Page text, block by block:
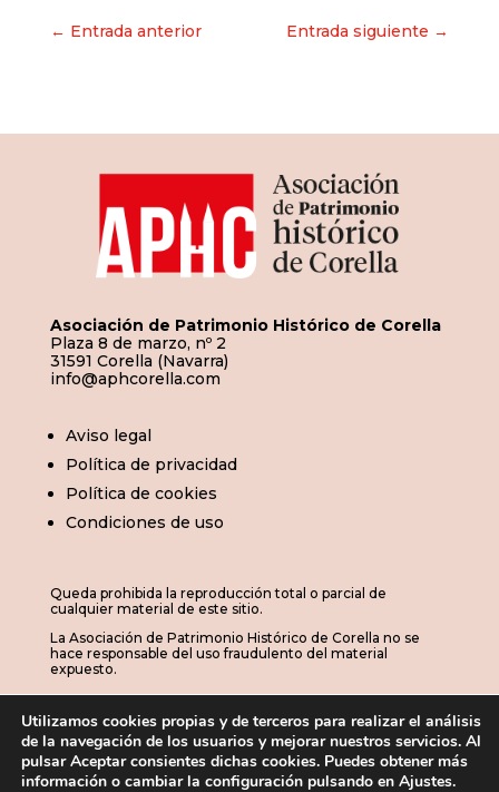
Navegación
← Entrada anterior Entrada siguiente →
Asociación de Patrimonio Histórico de Corella
Plaza 8 de marzo, nº 2
31591 Corella (Navarra)
info@aphcorella.com
Aviso legal
Política de privacidad
Política de cookies
Condiciones de uso
Queda prohibida la reproducción total o parcial de
cualquier material de este sitio.
La Asociación de Patrimonio Histórico de Corella no se
hace responsable del uso fraudulento del material
expuesto.
© 2026 | APHC · Asociación de Patrimonio
Histórico de Corella
Utilizamos cookies propias y de terceros para realizar el análisis
de la navegación de los usuarios y mejorar nuestros servicios. Al
pulsar Aceptar consientes dichas cookies. Puedes obtener más
información o cambiar la configuración pulsando en Ajustes.